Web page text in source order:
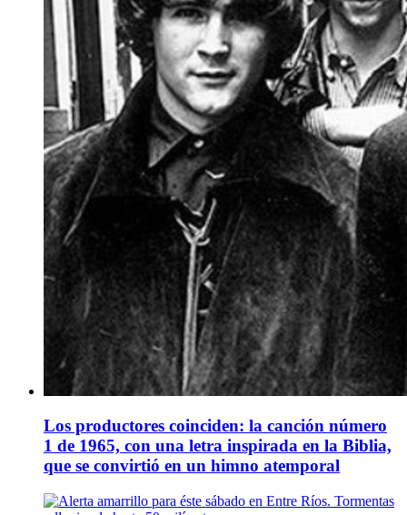
Los productores coinciden: la canción número
1 de 1965, con una letra inspirada en la Biblia,
que se convirtió en un himno atemporal